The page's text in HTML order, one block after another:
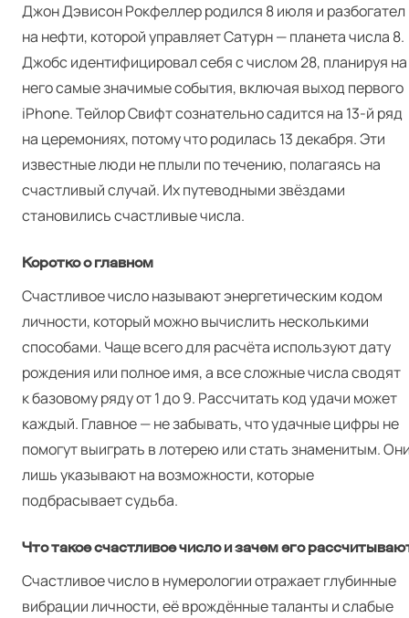
Джон Дэвисон Рокфеллер родился 8 июля и разбогател
на нефти, которой управляет Сатурн — планета числа 8.
Джобс идентифицировал себя с числом 28, планируя на
него самые значимые события, включая выход первого
iPhone. Тейлор Свифт сознательно садится на 13‑й ряд
на церемониях, потому что родилась 13 декабря. Эти
известные люди не плыли по течению, полагаясь на
счастливый случай. Их путеводными звёздами
становились счастливые числа.
Коротко о главном
Счастливое число называют энергетическим кодом
личности, который можно вычислить несколькими
способами. Чаще всего для расчёта используют дату
рождения или полное имя, а все сложные числа сводят
к базовому ряду от 1 до 9. Рассчитать код удачи может
каждый. Главное — не забывать, что удачные цифры не
помогут выиграть в лотерею или стать знаменитым.
лишь указывают на возможности, которые
подбрасывает судьба.
Что такое счастливое число и зачем его
Счастливое число в нумерологии отражает глубинные
вибрации личности, её врождённые таланты и слабые